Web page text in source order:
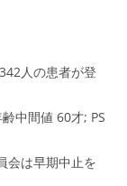
人の患者が登
中間値 60才; PS
会は早期中止を